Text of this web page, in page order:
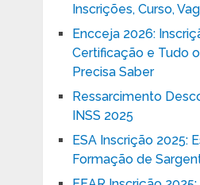
Inscrições, Curso,
Encceja 2026:
Certificação e Tudo
Precisa Saber
Ressarcimento
INSS 2025
ESA Inscrição 2025:
Formação de